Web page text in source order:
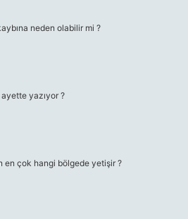
neden olabilir mi ?
yazıyor ?
en çok hangi bölgede yetişir ?